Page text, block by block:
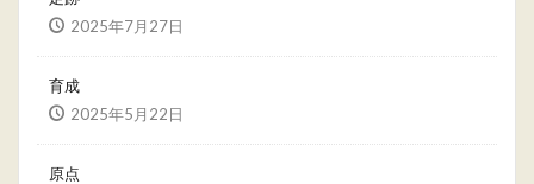
2025年7月27日
育成
2025年5月22日
原点